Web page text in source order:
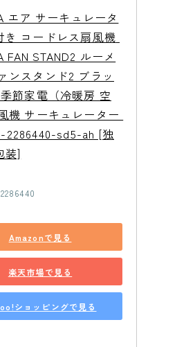
エア サーキュレータ
き コードレス扇風機
FAN STAND2 ルーメ
ンスタンド2 ブラッ
節家電（冷暖房 空
機 サーキュレーター
sd5-ah [独
装]
Amazonで見る
楽天市場で見る
ショッピングで見る